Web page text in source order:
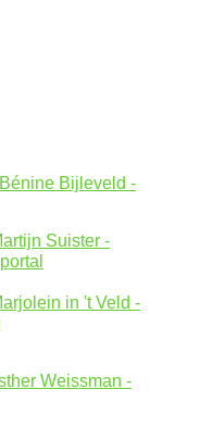
Bénine Bijleveld -
Suister -
in 't Veld -
Weissman -